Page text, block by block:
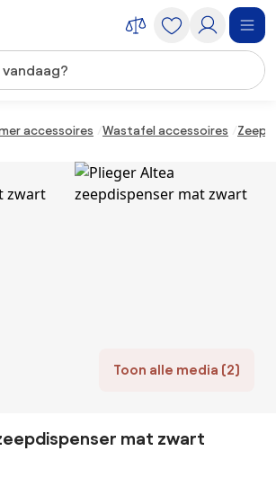
accessoires Wastafel accessoires
Toon alle media (2)
mat zwart